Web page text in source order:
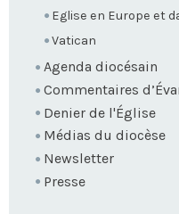
Eglise en Europe et
Vatican
Agenda diocésain
Commentaires
Denier de l'Église
Médias du diocèse
Newsletter
Presse